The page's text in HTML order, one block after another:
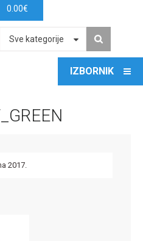
0.00€
Sve kategorije
2017.